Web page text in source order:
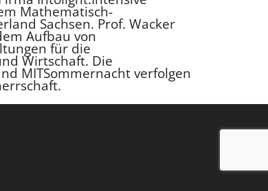
Mathematisch-
Sachsen. Prof. Wacker
Aufbau von
für die
Wirtschaft. Die
MITSommernacht verfolgen